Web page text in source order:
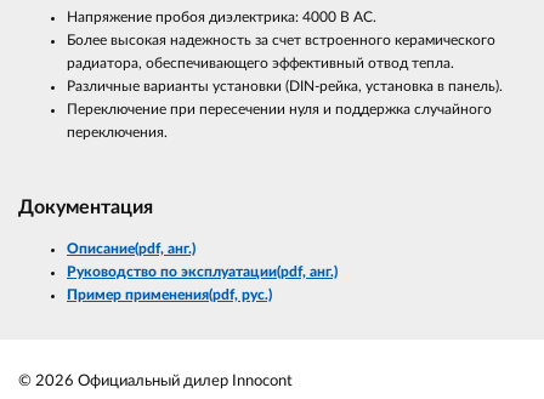
Напряжение пробоя диэлектрика: 4000 В AC.
Более высокая надежность за счет встроенного керамического
радиатора, обеспечивающего эффективный отвод тепла.
Различные варианты установки (DIN-рейка, установка в панель).
Переключение при пересечении нуля и поддержка случайного
переключения.
Документация
Описание(pdf, анг.)
Руководство по эксплуатации(pdf, анг.)
Пример применения(pdf, рус.)
© 2026 Официальный дилер Innocont